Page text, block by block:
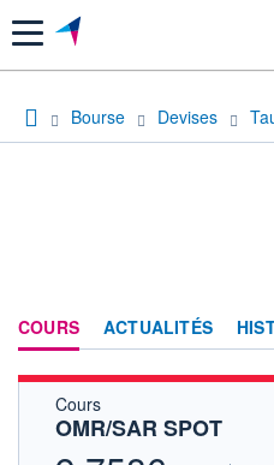
Menu
Bourse Devises
COURS ACTUALITÉS
Cours
OMR/SAR SPOT